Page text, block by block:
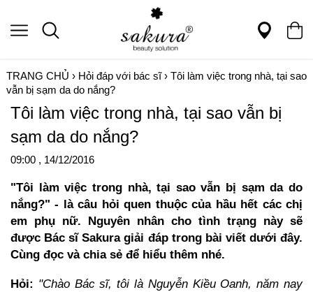
TRANG CHỦ › Hỏi đáp với bác sĩ› Tôi làm việc trong nhà, tại sao
vẫn bị sạm da do nắng?
Tôi làm việc trong nhà, tại sao vẫn bị
sạm da do nắng?
09:00 , 14/12/2016
"Tôi làm việc trong nhà, tại sao vẫn bị sạm da do
nắng?" - là câu hỏi quen thuộc của hầu hết các chị
em phụ nữ. Nguyên nhân cho tình trạng này sẽ
được Bác sĩ Sakura giải đáp trong bài viết dưới đây.
Cùng đọc và chia sẻ để hiểu thêm nhé.
Hỏi: "Chào Bác sĩ, tôi là Nguyễn Kiều Oanh, năm nay